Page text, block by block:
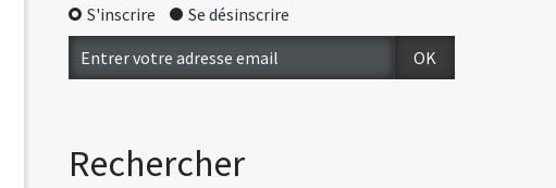
S'inscrire Se désinscrire
Rechercher